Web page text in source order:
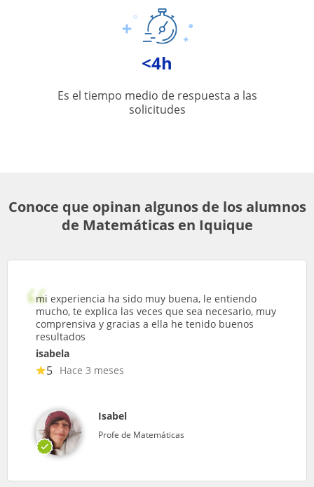
<4h
Es el tiempo medio de respuesta a las
solicitudes
Conoce que opinan algunos de los alumnos
de Matemáticas en Iquique
mi experiencia ha sido muy buena, le entiendo
mucho, te explica las veces que sea necesario, muy
comprensiva y gracias a ella he tenido buenos
resultados
isabela
5 Hace 3 meses
Isabel
Profe de Matemáticas